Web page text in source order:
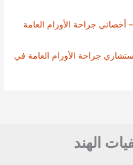
أخصائي جراحة الأورام العامة
جراحة الأورام العامة في
الهند